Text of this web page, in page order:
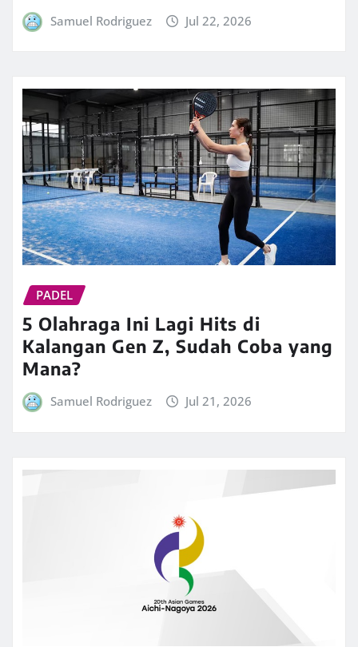
Samuel Rodriguez Jul 22, 2026
PADEL
5 Olahraga Ini Lagi Hits di
Kalangan Gen Z, Sudah Coba yang
Mana?
Samuel Rodriguez Jul 21, 2026